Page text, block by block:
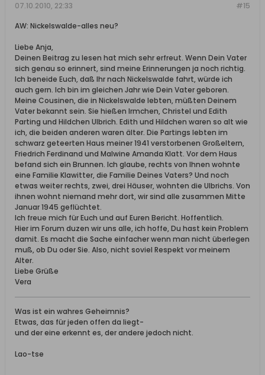
#15
07.10.2010, 22:33
AW: Nickelswalde-alles neu?
Liebe Anja,
Deinen Beitrag zu lesen hat mich sehr erfreut. Wenn Dein Vater
sich genau so erinnert, sind meine Erinnerungen ja noch richtig.
Ich beneide Euch, daß Ihr nach Nickelswalde fahrt, würde ich
auch gern. Ich bin im gleichen Jahr wie Dein Vater geboren.
Meine Cousinen, die in Nickelswalde lebten, müßten Deinem
Vater bekannt sein. Sie hießen Irmchen, Christel und Edith
Parting und Hildchen Ulbrich. Edith und Hildchen waren so alt wie
ich, die beiden anderen waren älter. Die Partings lebten im
schwarz geteerten Haus meiner 1941 verstorbenen Großeltern,
Friedrich Ferdinand und Malwine Amanda Klatt. Vor dem Haus
befand sich ein Brunnen. Ich glaube, rechts von Ihnen wohnte
eine Familie Klawitter, die Familie Deines Vaters? Und noch
etwas weiter rechts, zwei, drei Häuser, wohnten die Ulbrichs. Von
ihnen wohnt niemand mehr dort, wir sind alle zusammen Mitte
Januar 1945 geflüchtet.
Ich freue mich für Euch und auf Euren Bericht. Hoffentlich.
Hier im Forum duzen wir uns alle, ich hoffe, Du hast kein Problem
damit. Es macht die Sache einfacher wenn man nicht überlegen
muß, ob Du oder Sie. Also, nicht soviel Respekt vor meinem
Alter.
Liebe Grüße
Vera
Was ist ein wahres Geheimnis?
Etwas, das für jeden offen da liegt-
und der eine erkennt es, der andere jedoch nicht.
Lao-tse